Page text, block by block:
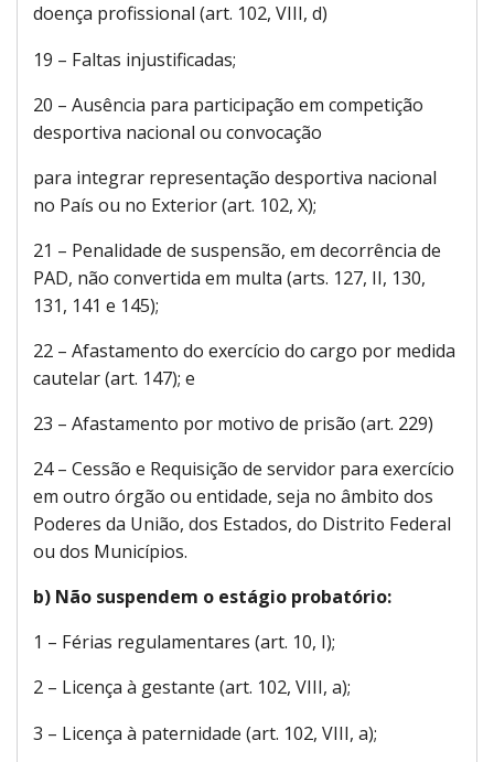
doença profissional (art. 102, VIII, d)
19 – Faltas injustificadas;
20 – Ausência para participação em competição
desportiva nacional ou convocação
para integrar representação desportiva nacional
no País ou no Exterior (art. 102, X);
21 – Penalidade de suspensão, em decorrência de
PAD, não convertida em multa (arts. 127, II, 130,
131, 141 e 145);
22 – Afastamento do exercício do cargo por medida
cautelar (art. 147); e
23 – Afastamento por motivo de prisão (art. 229)
24 – Cessão e Requisição de servidor para exercício
em outro órgão ou entidade, seja no âmbito dos
Poderes da União, dos Estados, do Distrito Federal
ou dos Municípios.
b) Não suspendem o estágio probatório:
1 – Férias regulamentares (art. 10, I);
2 – Licença à gestante (art. 102, VIII, a);
3 – Licença à paternidade (art. 102, VIII, a);